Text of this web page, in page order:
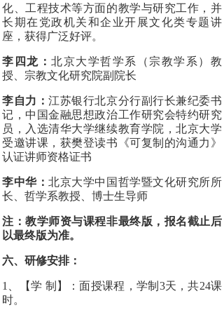
化、工程技术等方面的教学与研究工作，并
长期在党政机关和企业开展文化类专题讲
座，获得广泛好评。
李四龙：北京大学哲学系（宗教学系）教
授、宗教文化研究院副院长
李自力：江苏银行北京分行副行长兼纪委书
记，中国金融思想政治工作研究会特约研究
员，入选清华大学继续教育学院，北京大学
受邀讲课，获樊登读书《可复制的沟通力》
认证讲师资格证书
李中华：北京大学中国哲学暨文化研究所所
长、哲学系教授、博士生导师
注：教学师资与课程非最终版，报名截止后
以最终版为准。
六、研修安排：
1、【学 制】：面授课程，学制3天，共24课
时。